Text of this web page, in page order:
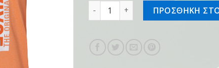
T-shirt SZ M PWR πορτοκαλί
ΠΡΟΣΘΗΚΗ